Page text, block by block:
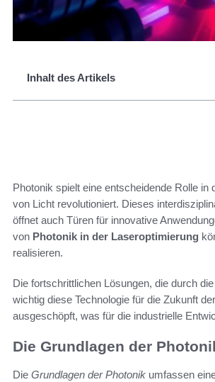
Inhalt des Artikels
Photonik spielt eine entscheidende Rolle
von Licht revolutioniert. Dieses
öffnet auch Türen für innovative
von Photonik in der Laseroptimierung
realisieren.
Die fortschrittlichen Lösungen, die durch
wichtig diese Technologie für die Zukunft
ausgeschöpft, was für die industrielle
Die Grundlagen der
Die Grundlagen der Photonik umfassen